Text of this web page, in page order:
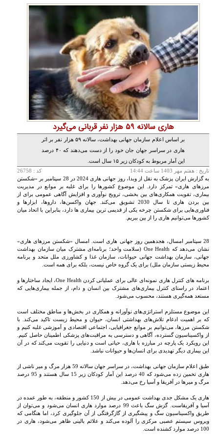
هاری سالانه ۵۹ هزار نفر قربانی می‌گیرد
بر اساس اعلام سازمان جهانی بهداشت، سالانه ۵۹ هزار نفر بر اثر
هاری در سراسر جهان جان خود را از دست می‌دهند که ۴۰ درصد
این آمار مربوط به کودکان زیر ۱۵ سال است.
تاريخ : هفتم مهر 1403 ساعت 14:44
کد : 26758
به گزارش ایران پزشک به نقل از وبدا، روز جهانی هاری 2024 در 28 سپتامبر بر «شکستن
مرزهای هاری» تمرکز دارد. این موضوع کشورها را برای غلبه بر موانع در مدیریت
بیماری، تقویت همکاری‌های بین بخشی، ترویج نوآوری و افزایش آگاهی عمومی برای از
بین بردن هاری تا سال 2030 تشویق می‌کند. جهان واکسن‌ها، داروها، ابزارها و
فناوری‌هایی برای شکستن چرخه یکی از قدیمی ترین بیماری ها دارد، بنابراین با اتحاد میان
کشورها می‌توانیم هاری را از بین ببریم.
28 سپتامبر امسال، هجدهمین روز جهانی هاری است. امسال «شکستن مرزهای هاری»
نشان می‌دهد که One Health (سلامت واحد؛ برنامه‌ای مشترک میان سازمان بهداشت
جهانی، سازمان بهداشت جهانی حیوانات، سازمان غذا و کشاورزی ملل متحد و برنامه
محیط زیستی سازمان ملل) برای یک گروه خاص نیست، بلکه برای همه است.
برنامه ‌های کنترل هاری نمونه‌ای عالی برای عملیاتی کردن One Health، ایجاد ساختارها و
اعتماد در راستای کنترل بیماری‌های مشترک بین انسان و دام، از جمله بیماری‌هایی که
مستعد همه‌گیری هستند، محسوب می‌شود.
این موضوع مستلزم استراتژی‌های نوآورانه و همکاری در بخش‌ها و مناطق مختلف است
که بر اهمیت ادغام تلاش‌های بهداشتی انسان، حیوان و محیط زیست تاکید می‌کند. با
شکستن مرزها، می‌توانیم بر موانع جغرافیایی، اجتماعی اقتصادی و آموزشی غلبه کنیم و
از واکسیناسیون گسترده، آگاهی و دسترسی به مراقبت‌های پزشکی اطمینان حاصل کنیم.
این رویکرد یک پارچه در مبارزه با هاری، حیاتی است و دنیایی را تقویت می‌کند که در آن
این بیماری دیگر تهدیدی برای انسان‌ها و حیوانات نباشد.
طبق اعلام سازمان جهانی بهداشت، در سراسر جهان سالانه 59 هزار مرگ و میر ناشی از
هاری تخمین زده می‌شود که 40 درصد این آمار کودکان زیر 15 سال هستند و 95 درصد
مرگ و میرها در آفریقا و آسیا رخ می‌دهد.
هاری یک مشکل جدی بهداشت عمومی در بیش از 150 کشور و منطقه، به طور عمده در
آسیا و آفریقاست. گزش سگ باعث 99 درصد موارد هاری انسان می‌شود و می‌توان از
طریق واکسیناسیون سگ و پیشگیری از گازگرفتگی از آن جلوگیری کرد، اما هنگامی که
ویروس سیستم عصبی مرکزی را آلوده می‌کند و علائم بالینی ظاهر می‌شود، هاری در
100 درصد موارد کشنده است.